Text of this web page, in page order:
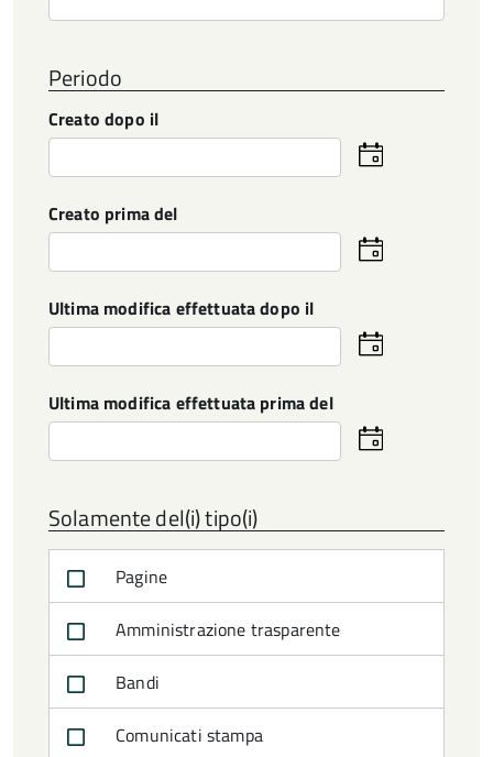
Periodo
Creato dopo il
Seleziona
la
Creato prima del
Seleziona
la
Ultima modifica effettuata dopo il
Seleziona
la
Ultima modifica effettuata prima del
Seleziona
la
Solamente del(i) tipo(i)
Pagine
Amministrazione trasparente
Bandi
Comunicati stampa